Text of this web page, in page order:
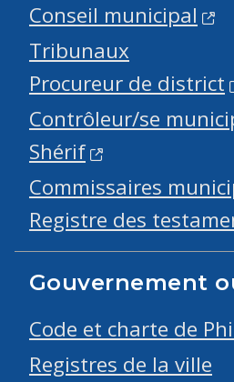
Conseil municipal
Tribunaux
Procureur de district
Contrôleur/se
Shérif
Commissaires
Registre des
Gouvernement
Code et charte de
Registres de la ville